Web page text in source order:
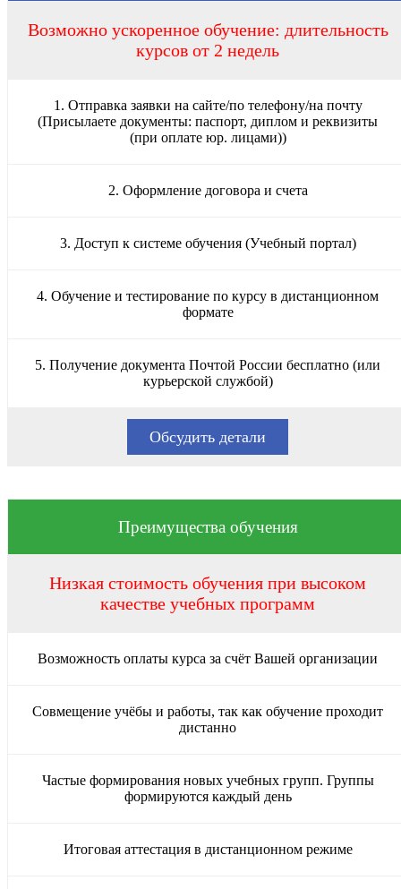
Возможно ускоренное обучение: длительность
курсов от 2 недель
1. Отправка заявки на сайте/по телефону/на почту
(Присылаете документы: паспорт, диплом и реквизиты
(при оплате юр. лицами))
2. Оформление договора и счета
3. Доступ к системе обучения (Учебный портал)
4. Обучение и тестирование по курсу в дистанционном
формате
5. Получение документа Почтой России бесплатно (или
курьерской службой)
Обсудить детали
Преимущества обучения
Низкая стоимость обучения при высоком
качестве учебных программ
Возможность оплаты курса за счёт Вашей организации
Совмещение учёбы и работы, так как обучение проходит
дистанно
Частые формирования новых учебных групп. Группы
формируются каждый день
Итоговая аттестация в дистанционном режиме